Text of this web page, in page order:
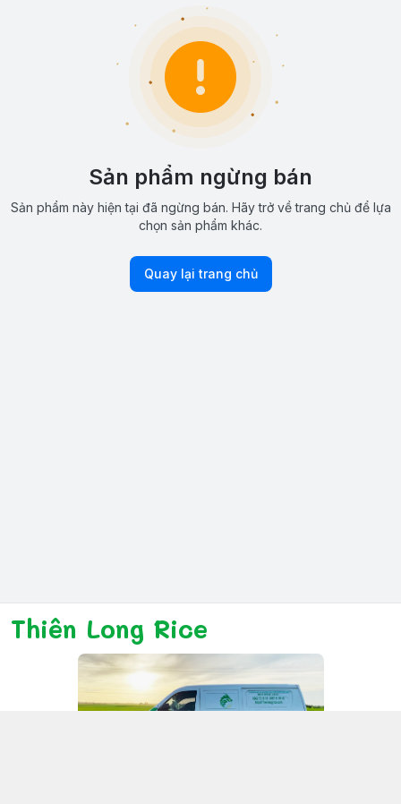
Sản phẩm ngừng bán
Sản phẩm này hiện tại đã ngừng bán. Hãy trở về trang chủ để lựa
chọn sản phẩm khác.
Quay lại trang chủ
Thiên Long Rice